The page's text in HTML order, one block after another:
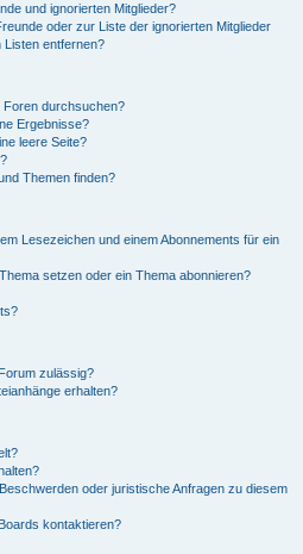
und ignorierten Mitglieder?
oder zur Liste der ignorierten Mitglieder
Listen entfernen?
Foren durchsuchen?
Ergebnisse?
leere Seite?
Themen finden?
Lesezeichen und einem Abonnements für ein
setzen oder ein Thema abonnieren?
zulässig?
erhalten?
oder juristische Anfragen zu diesem
kontaktieren?